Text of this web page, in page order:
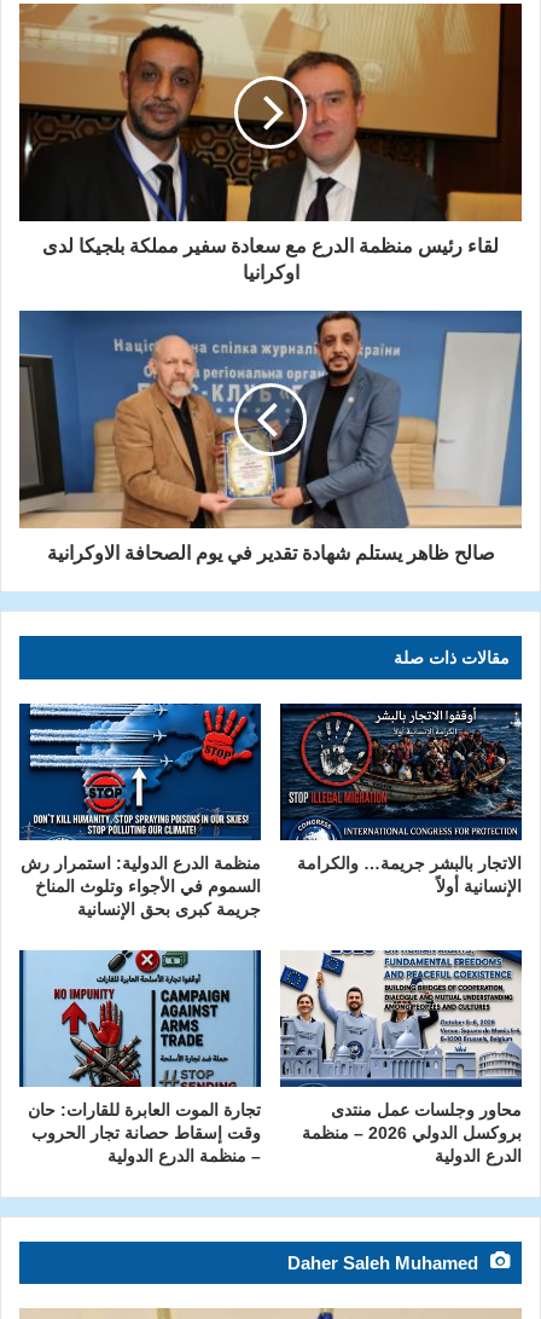
لقاء رئيس منظمة الدرع مع سعادة سفير مملكة بلجيكا لدى
اوكرانيا
صالح ظاهر يستلم شهادة تقدير في يوم الصحافة الاوكرانية
مقالات ذات صلة
الاتجار بالبشر جريمة… والكرامة
الإنسانية أولاً
منظمة الدرع الدولية: استمرار رش
السموم في الأجواء وتلوث المناخ
جريمة كبرى بحق الإنسانية
محاور وجلسات عمل منتدى
بروكسل الدولي 2026 – منظمة
الدرع الدولية
تجارة الموت العابرة للقارات: حان
وقت إسقاط حصانة تجار الحروب
– منظمة الدرع الدولية
Daher Saleh Muhamed